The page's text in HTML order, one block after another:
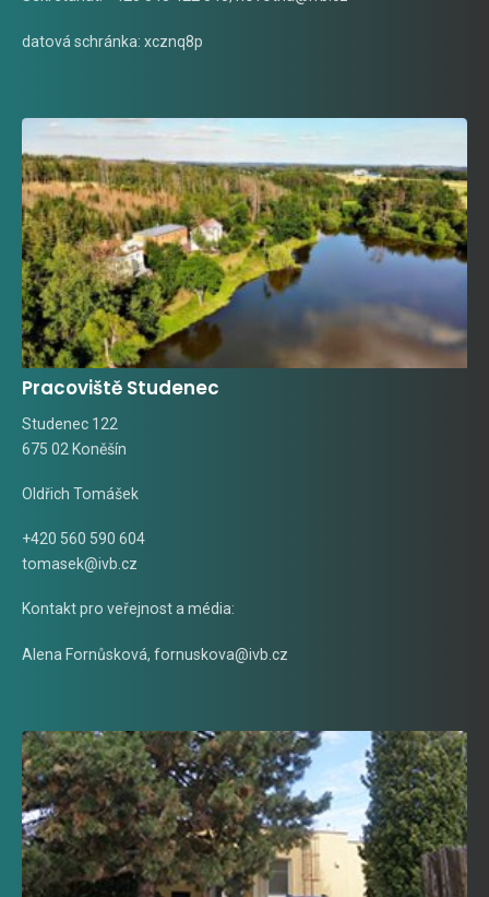
datová schránka: xcznq8p
Pracoviště Studenec
Studenec 122
675 02 Koněšín
Oldřich Tomášek
+420 560 590 604
tomasek@ivb.cz
Kontakt pro veřejnost a média:
Alena Fornůsková, fornuskova@ivb.cz